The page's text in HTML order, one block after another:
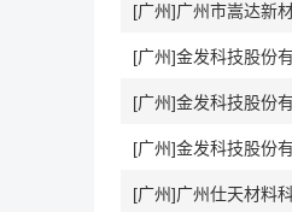
[广州]广州市嵩达新
[广州]金发科技股份
[广州]金发科技股份
[广州]金发科技股份
[广州]广州仕天材料